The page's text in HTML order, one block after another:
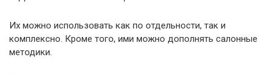
Их можно использовать как по отдельности, так и
комплексно. Кроме того, ими можно дополнять салонные
методики.